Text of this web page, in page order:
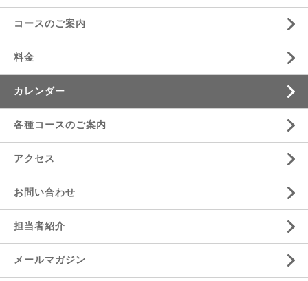
コースのご案内
料金
カレンダー
各種コースのご案内
アクセス
お問い合わせ
担当者紹介
メールマガジン